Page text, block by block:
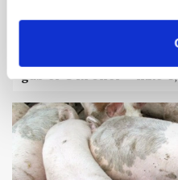
gab er 3 kroner – ikke